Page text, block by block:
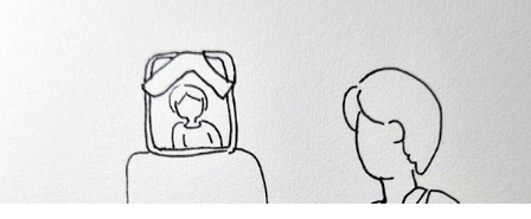
수당 자활사업 참여, 자활급여 자활사업 또는 취업지원 참여 참여 여부
신청 상황에 따라 참여 사실상 의무 즉, 국민취업제도 는 취업을 준비하
는 사람을 돕는 제도입니다. 자활근로 는 일한 기회를 제공하면서 자립을
지원하는 제도입니다. 조건부수급자 는 하나의 제도라기보다 생계급여를
받는 과정에서 일정한 참여 의무가 있는 상태를 말합니다. [조건부과 생
계급여 바로가기] - [2026 최신] 근로능력 있어도 생계급여 받는 법? 조